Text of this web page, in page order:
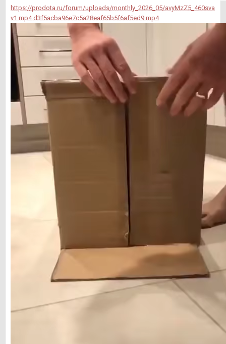
https://prodota.ru/forum/uploads/monthly_2026_05/avyMzZ5_460sva
v1.mp4.d3f5acba96e7c5a28eaf65b5f6af5ed9.mp4